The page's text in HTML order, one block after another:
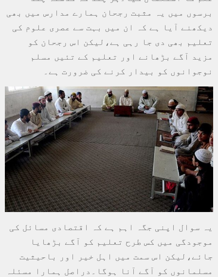
برسوں میں یہ مثبت رجحان ہمارے مدارس میں بھی
دیکھنے آیا ہے کہ ان میں بہت سے عصری علوم کی
تعلیم بھی دی جا رہی ہے،لیکن اس رجحان کو
مزید آگے بڑھانے اور تعلیم کے تئیں مسلم
نوجوانوں کو بیدار کرنے کی ضرورت ہے۔
یہ سوال اپنی جگہ اہم ہے کہ اقتصادی مسائل کی
موجودگی میں کس طرح تعلیم کو آگے بڑھایا
جائے،لیکن اس سمت میں اہل خیر اور باحیثیت
مسلمانوں کو آگے آنا ہوگا۔دراصل ہمارا مسئلہ